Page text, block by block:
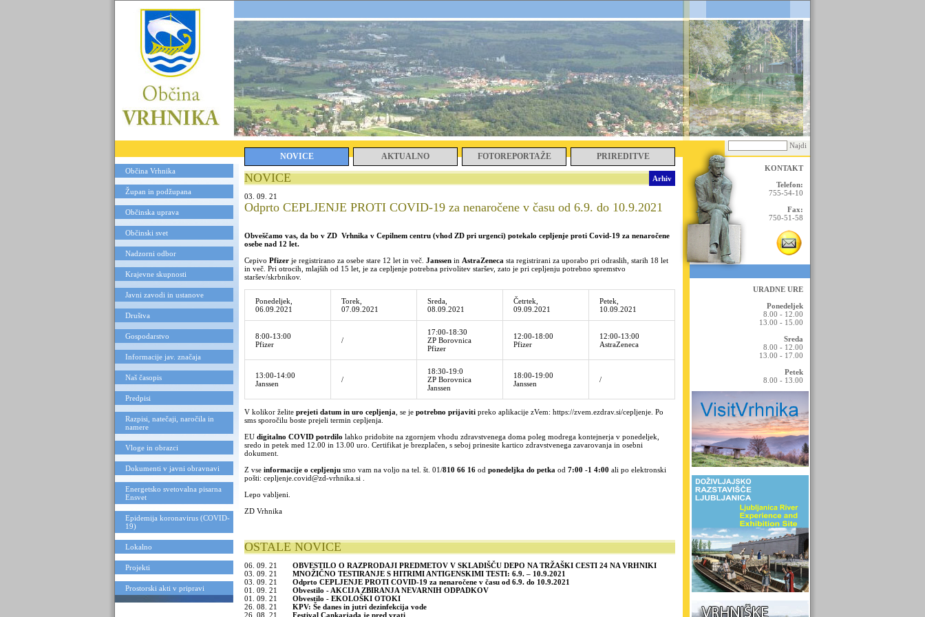
Najdi
NOVICE AKTUALNO FOTOREPORTAŽE PRIREDITVE
Občina Vrhnika
Župan in podžupana
Občinska uprava
Občinski svet
Nadzorni odbor
Krajevne skupnosti
Javni zavodi in ustanove
Društva
Gospodarstvo
Informacije jav. značaja
Naš časopis
Predpisi
Razpisi, natečaji, naročila in
namere
Vloge in obrazci
Dokumenti v javni obravnavi
Energetsko svetovalna pisarna
Ensvet
Epidemija koronavirus (COVID-
19)
Lokalno
Projekti
Prostorski akti v pripravi
Arhiv
NOVICE
03. 09. 21
Odprto CEPLJENJE PROTI COVID-19 za nenaročene v času od 6.9. do 10.9.2021
Obveščamo vas, da bo v ZD Vrhnika v Cepilnem centru (vhod ZD pri urgenci) potekalo cepljenje proti Covid-19 za nenaročene
osebe nad 12 let.
Cepivo Pfizer je registrirano za osebe stare 12 let in več. Janssen in AstraZeneca sta registrirani za uporabo pri odraslih, starih 18 let
in več. Pri otrocih, mlajših od 15 let, je za cepljenje potrebna privolitev staršev, zato je pri cepljenju potrebno spremstvo
staršev/skrbnikov.
Ponedeljek,
06.09.2021
Torek,
07.09.2021
Sreda,
08.09.2021
Četrtek,
09.09.2021
Petek,
10.09.2021
8:00-13:00
Pfizer
/
17:00-18:30
ZP Borovnica
Pfizer
12:00-18:00
Pfizer
12:00-13:00
AstraZeneca
13:00-14:00
Janssen
/
18:30-19:0
ZP Borovnica
Janssen
18:00-19:00
Janssen
/
V kolikor želite prejeti datum in uro cepljenja , se je potrebno prijaviti preko aplikacije zVem: https://zvem.ezdrav.si/cepljenje . Po
sms sporočilu boste prejeli termin cepljenja.
EU digitalno COVID potrdilo lahko pridobite na zgornjem vhodu zdravstvenega doma poleg modrega kontejnerja v ponedeljek,
sredo in petek med 12.00 in 13.00 uro. Certifikat je brezplačen, s seboj prinesite kartico zdravstvenega zavarovanja in osebni
dokument.
Z vse informacije o cepljenju smo vam na voljo na tel. št. 01/810 66 16 od ponedeljka do petka od 7:00 -1 4:00 ali po elektronski
pošti: cepljenje.covid@zd-vrhnika.si
Lepo vabljeni.
ZD Vrhnika
OSTALE NOVICE
06. 09. 21
OBVESTILO O RAZPRODAJI PREDMETOV V SKLADIŠČU DEPO NA TRŽAŠKI CESTI 24 NA VRHNIKI
03. 09. 21
MNOŽIČNO TESTIRANJE S HITRIMI ANTIGENSKIMI TESTI: 6.9. – 10.9.2021
03. 09. 21
Odprto CEPLJENJE PROTI COVID-19 za nenaročene v času od 6.9. do 10.9.2021
01. 09. 21
Obvestilo - AKCIJA ZBIRANJA NEVARNIH ODPADKOV
01. 09. 21
Obvestilo - EKOLOŠKI OTOKI
26. 08. 21
KPV: Še danes in jutri dezinfekcija vode
26. 08. 21
Festival Cankarjada je pred vrati
KONTAKT
Telefon:
755-54-10
Fax:
750-51-58
URADNE URE
Ponedeljek
8.00 - 12.00
13.00 - 15.00
Sreda
8.00 - 12.00
13.00 - 17.00
Petek
8.00 - 13.00